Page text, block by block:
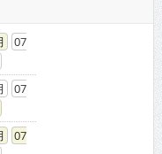
07
07
07